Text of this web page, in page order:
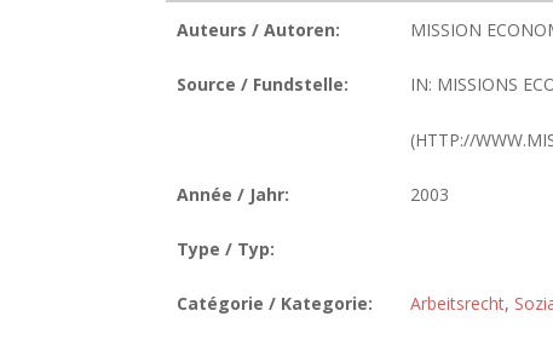
Auteurs / Autoren: MISSION
Source / Fundstelle: IN: MISSIONS
(HTTP://
Année / Jahr: 2003
Type / Typ:
Catégorie / Kategorie: Arbeitsrecht,